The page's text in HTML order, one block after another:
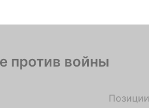
против войны
Позиции